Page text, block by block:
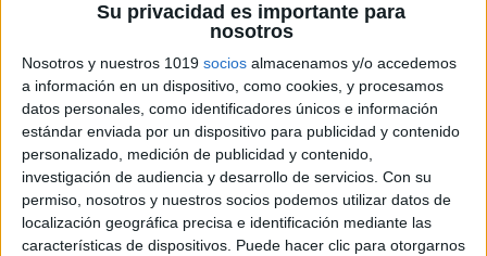
Su privacidad es importante para
nosotros
Nosotros y nuestros 1019 socios almacenamos y/o accedemos
a información en un dispositivo, como cookies, y procesamos
datos personales, como identificadores únicos e información
estándar enviada por un dispositivo para publicidad y contenido
personalizado, medición de publicidad y contenido,
investigación de audiencia y desarrollo de servicios. Con su
permiso, nosotros y nuestros socios podemos utilizar datos de
localización geográfica precisa e identificación mediante las
características de dispositivos. Puede hacer clic para otorgarnos
ENLACE AL GRUPO
DESCARGA MÁS ABAJO EL
RECURSO EN PDF